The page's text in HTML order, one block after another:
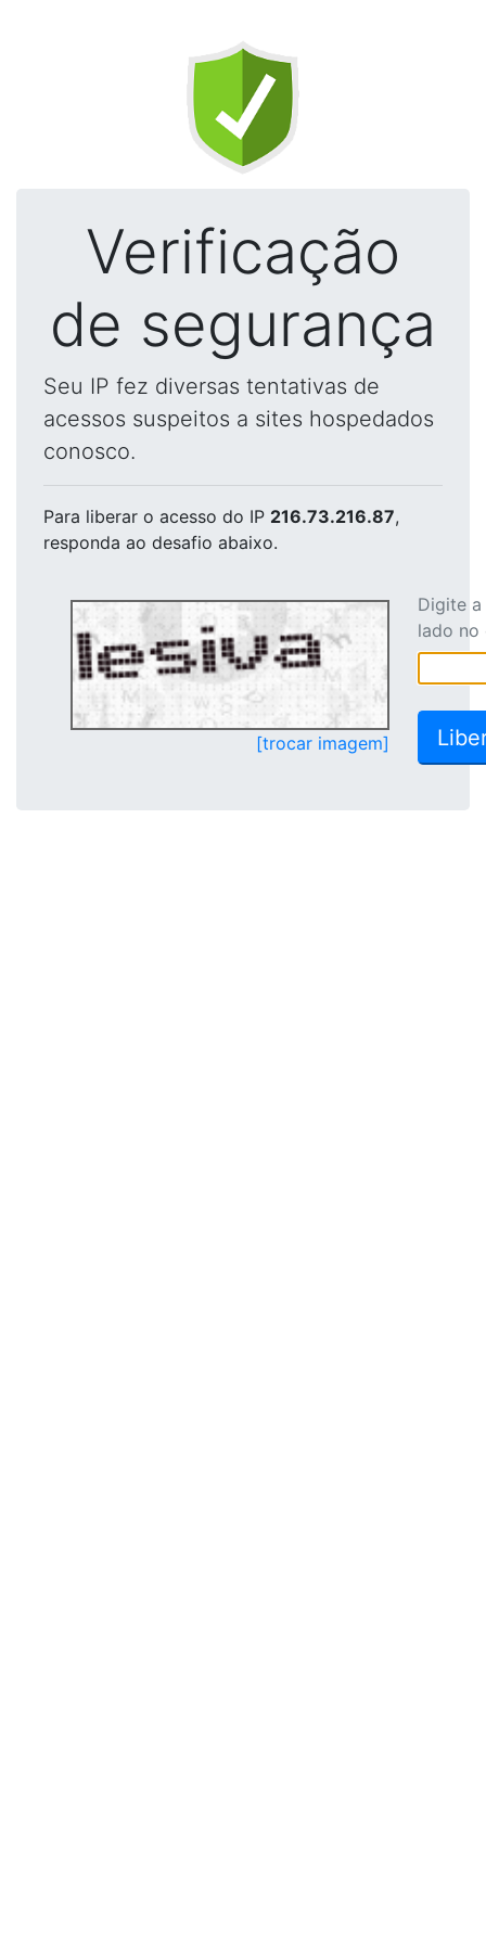
Verificação
de segurança
Seu IP fez diversas tentativas de
acessos suspeitos a sites hospedados
conosco.
Para liberar o acesso do IP 216.73.216.87,
responda ao desafio abaixo.
[trocar imagem]
Digite
lado no